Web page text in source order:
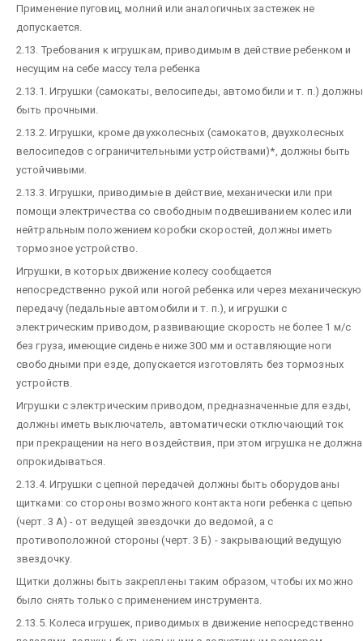
Применение пуговиц, молний или аналогичных застежек не
допускается.
2.13. Требования к игрушкам, приводимым в действие ребенком и
несущим на себе массу тела ребенка
2.13.1. Игрушки (самокаты, велосипеды, автомобили и т. п.) должны
быть прочными.
2.13.2. Игрушки, кроме двухколесных (самокатов, двухколесных
велосипедов с ограничительными устройствами)*, должны быть
устойчивыми.
2.13.3. Игрушки, приводимые в действие, механически или при
помощи электричества со свободным подвешиванием колес или
нейтральным положением коробки скоростей, должны иметь
тормозное устройство.
Игрушки, в которых движение колесу сообщается
непосредственно рукой или ногой ребенка или через механическую
передачу (педальные автомобили и т. п.), и игрушки с
электрическим приводом, развивающие скорость не более 1 м/с
без груза, имеющие сиденье ниже 300 мм и оставляющие ноги
свободными при езде, допускается изготовлять без тормозных
устройств.
Игрушки с электрическим приводом, предназначенные для езды,
должны иметь выключатель, автоматически отключающий ток
при прекращении на него воздействия, при этом игрушка не должна
опрокидываться.
2.13.4. Игрушки с цепной передачей должны быть оборудованы
щитками: со стороны возможного контакта ноги ребенка с цепью
(черт. 3 А) - от ведущей звездочки до ведомой, а с
противоположной стороны (черт. 3 Б) - закрывающий ведущую
звездочку.
Щитки должны быть закреплены таким образом, чтобы их можно
было снять только с применением инструмента.
2.13.5. Колеса игрушек, приводимых в движение непосредственно